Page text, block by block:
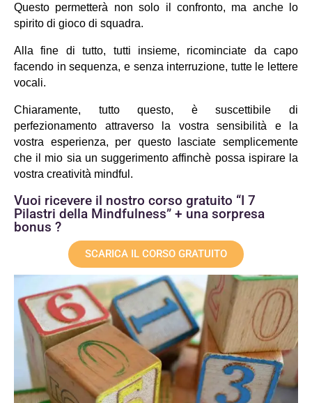
Questo permetterà non solo il confronto, ma anche lo
spirito di gioco di squadra.
Alla fine di tutto, tutti insieme, ricominciate da capo
facendo in sequenza, e senza interruzione, tutte le lettere
vocali.
Chiaramente, tutto questo, è suscettibile di
perfezionamento attraverso la vostra sensibilità e la
vostra esperienza, per questo lasciate semplicemente
che il mio sia un suggerimento affinchè possa ispirare la
vostra creatività mindful.
Vuoi ricevere il nostro corso gratuito “I 7
Pilastri della Mindfulness” + una sorpresa
bonus ?
SCARICA IL CORSO GRATUITO